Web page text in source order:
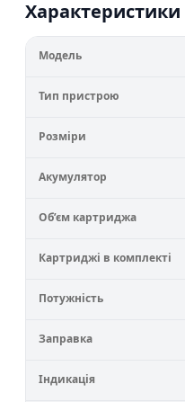
Характеристики
Модель
Тип пристрою
Розміри
Акумулятор
Об’єм картриджа
Картриджі в комплекті
Потужність
Заправка
Індикація